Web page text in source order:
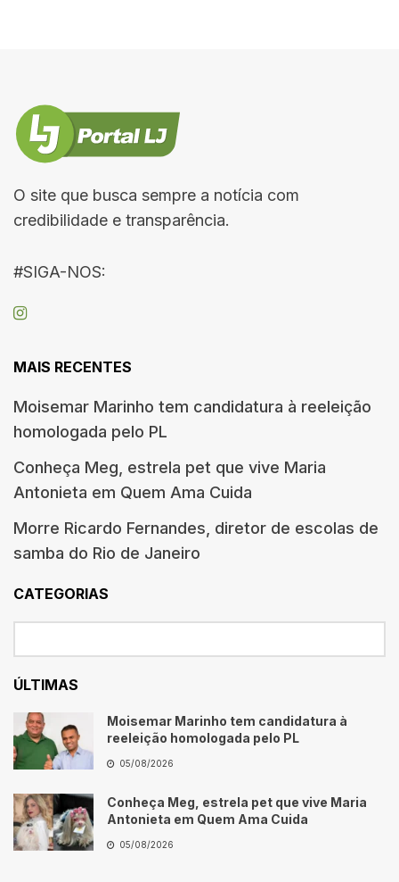
O site que busca sempre a notícia com
credibilidade e transparência.
#SIGA-NOS:
MAIS RECENTES
Moisemar Marinho tem candidatura à reeleição
homologada pelo PL
Conheça Meg, estrela pet que vive Maria
Antonieta em Quem Ama Cuida
Morre Ricardo Fernandes, diretor de escolas de
samba do Rio de Janeiro
CATEGORIAS
ÚLTIMAS
Moisemar Marinho tem candidatura à
reeleição homologada pelo PL
05/08/2026
Conheça Meg, estrela pet que vive Maria
Antonieta em Quem Ama Cuida
05/08/2026